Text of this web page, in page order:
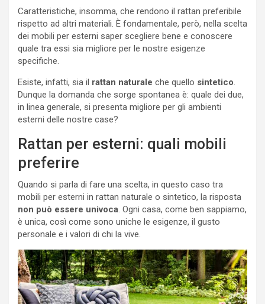
Caratteristiche, insomma, che rendono il rattan preferibile
rispetto ad altri materiali. È fondamentale, però, nella scelta
dei mobili per esterni saper scegliere bene e conoscere
quale tra essi sia migliore per le nostre esigenze
specifiche.
Esiste, infatti, sia il rattan naturale che quello sintetico.
Dunque la domanda che sorge spontanea è: quale dei due,
in linea generale, si presenta migliore per gli ambienti
esterni delle nostre case?
Rattan per esterni: quali mobili
preferire
Quando si parla di fare una scelta, in questo caso tra
mobili per esterni in rattan naturale o sintetico, la risposta
non può essere univoca. Ogni casa, come ben sappiamo,
è unica, così come sono uniche le esigenze, il gusto
personale e i valori di chi la vive.